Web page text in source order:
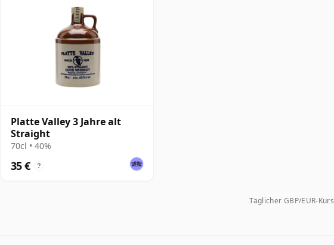
Platte Valley 3 Jahre alt
Straight
70cl • 40%
35 € ?
Täglicher GBP/EUR-Kurs